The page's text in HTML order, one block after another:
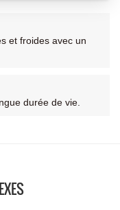
et froides avec un
durée de vie.